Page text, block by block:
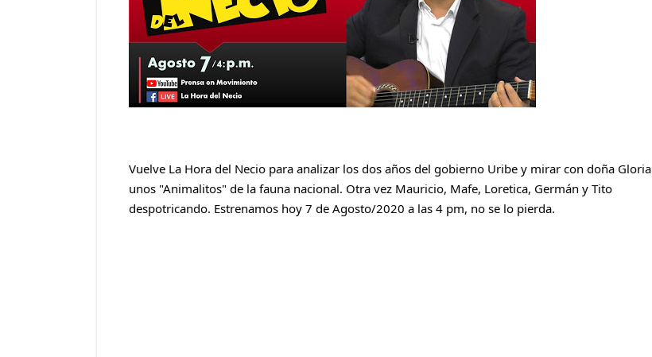
Vuelve La Hora del Necio para analizar los dos años del gobierno Uribe y mirar con doña Gloria
unos "Animalitos" de la fauna nacional. Otra vez Mauricio, Mafe, Loretica, Germán y Tito
despotricando. Estrenamos hoy 7 de Agosto/2020 a las 4 pm, no se lo pierda.